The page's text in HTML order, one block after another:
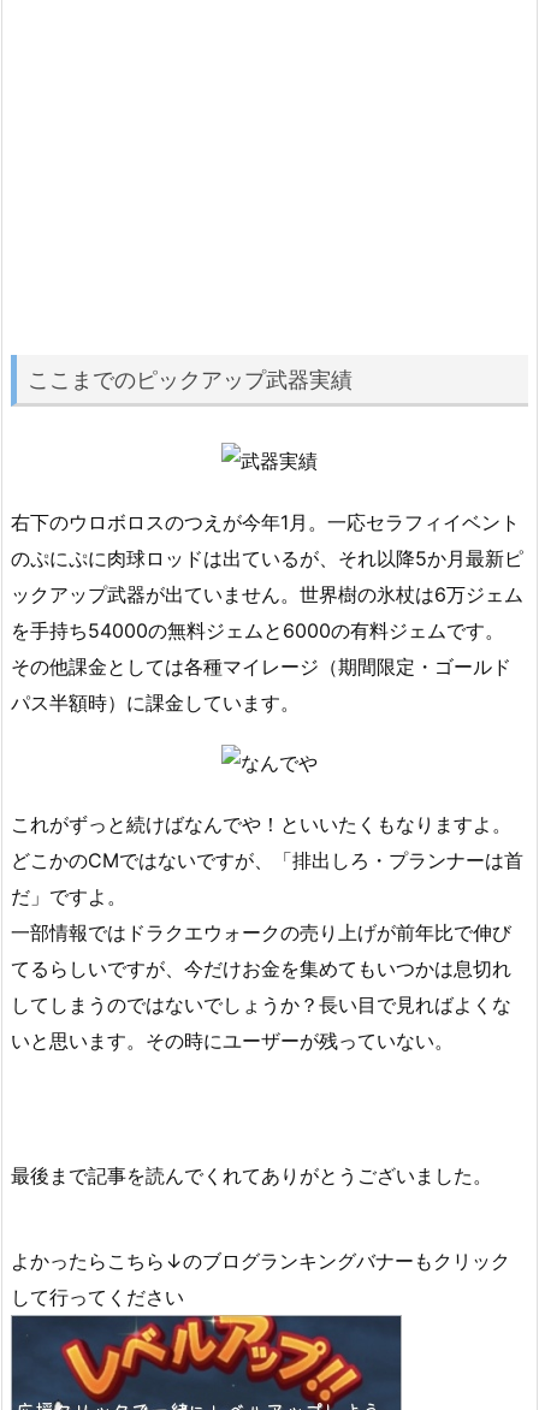
ここまでのピックアップ武器実績
右下のウロボロスのつえが今年1月。一応セラフィイベント
のぷにぷに肉球ロッドは出ているが、それ以降5か月最新ピ
ックアップ武器が出ていません。世界樹の氷杖は6万ジェム
を手持ち54000の無料ジェムと6000の有料ジェムです。
その他課金としては各種マイレージ（期間限定・ゴールド
パス半額時）に課金しています。
これがずっと続けばなんでや！といいたくもなりますよ。
どこかのCMではないですが、「排出しろ・プランナーは首
だ」ですよ。
一部情報ではドラクエウォークの売り上げが前年比で伸び
てるらしいですが、今だけお金を集めてもいつかは息切れ
してしまうのではないでしょうか？長い目で見ればよくな
いと思います。その時にユーザーが残っていない。
最後まで記事を読んでくれてありがとうございました。
よかったらこちら↓のブログランキングバナーもクリック
して行ってください